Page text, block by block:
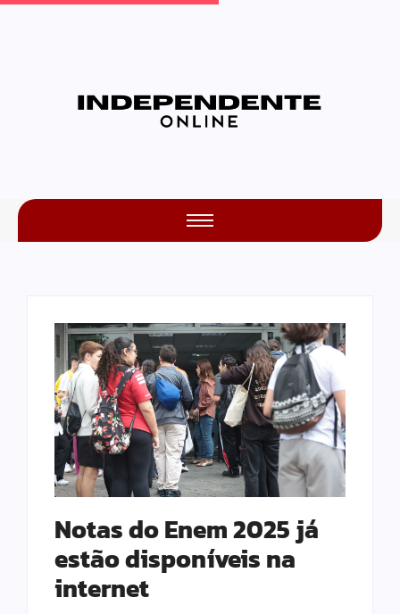
Notas do Enem 2025 já
estão disponíveis na
internet